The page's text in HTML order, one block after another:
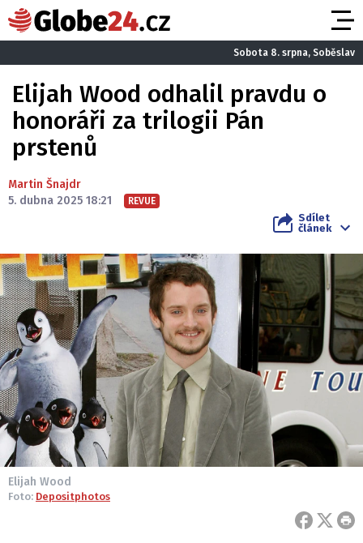
Sobota 8. srpna, Soběslav
Elijah Wood odhalil pravdu o
honoráři za trilogii Pán
prstenů
Martin Šnajdr
5. dubna 2025 18:21
REVUE
Sdílet
článek
Elijah Wood
Foto: Depositphotos